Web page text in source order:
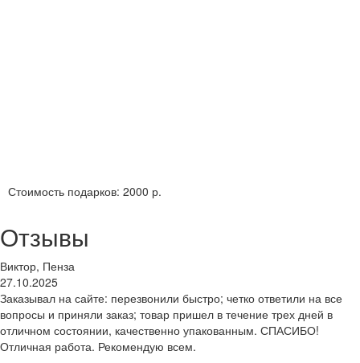
Стоимость подарков: 2000 р.
Отзывы
Виктор, Пенза
27.10.2025
Заказывал на сайте: перезвонили быстро; четко ответили на все
вопросы и приняли заказ; товар пришел в течение трех дней в
отличном состоянии, качественно упакованным. СПАСИБО!
Отличная работа. Рекомендую всем.